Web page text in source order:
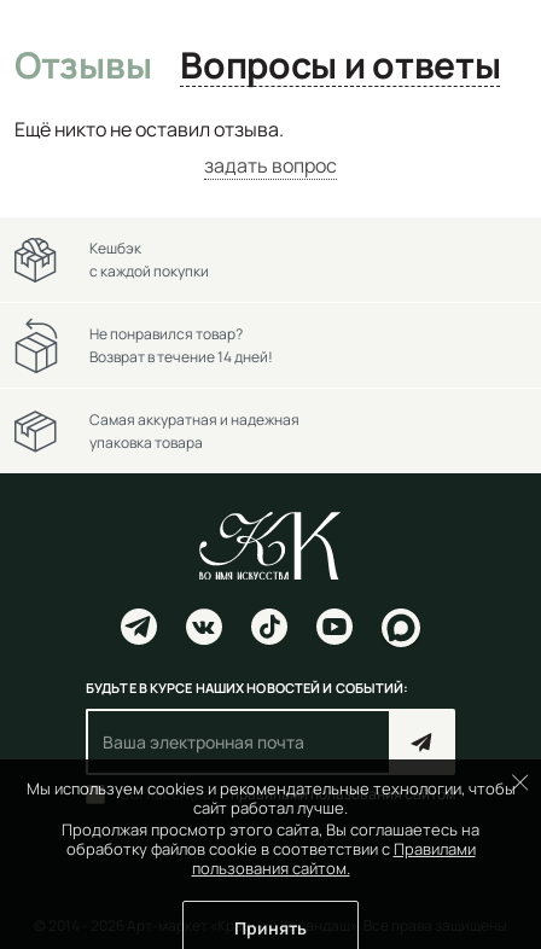
Отзывы Вопросы и ответы
Ещё никто не оставил отзыва.
задать вопрос
Мы используем cookies и рекомендательные технологии, чтобы
сайт работал лучше.
Продолжая просмотр этого сайта, Вы соглашаетесь на
обработку файлов cookie в соответствии с Правилами
пользования сайтом.
Принять
Кешбэк
с каждой покупки
Не понравился товар?
Возврат в течение 14 дней!
Самая аккуратная и надежная
упаковка товара
БУДЬТЕ В КУРСЕ НАШИХ НОВОСТЕЙ И СОБЫТИЙ:
Согласен(на) справилами пользования сайтом
© 2014 - 2026 Арт-маркет «Красный Карандаш». Все права защищены